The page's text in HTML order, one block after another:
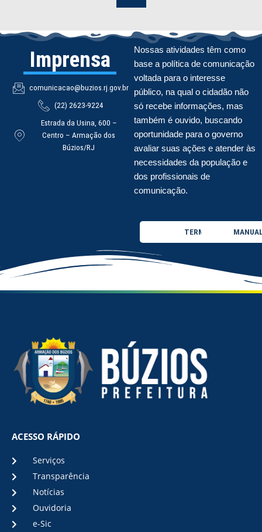
Imprensa
comunicacao@buzios.rj.gov.br
(22) 2623-9224
Estrada da Usina, 600 –
Centro – Armação dos
Búzios/RJ
Nossas atividades têm como
base a política de comunicação
voltada para o interesse
público, na qual o cidadão não
só recebe informações, mas
também é ouvido, buscando
oportunidade para o governo
avaliar suas ações e atender às
necessidades da população e
dos profissionais de
comunicação.
TERMO DE USO
ACESSO RÁPIDO
Serviços
Transparência
Notícias
Ouvidoria
e-Sic